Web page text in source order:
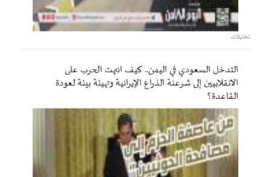
تحليلات
التدخل السعودي في اليمن.. كيف انتهت الحرب على
الانقلابيين إلى شرعنة الذراع الإيرانية وتهيئة بيئة لعودة
القاعدة؟